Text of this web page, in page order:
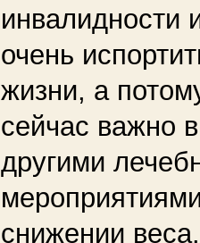
инвалидности
очень
жизни, а
сейчас важно
другими
снижении